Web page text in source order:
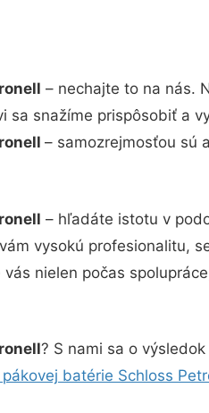
– nechajte to na nás.
sa snažíme prispôsobiť a
– samozrejmosťou sú
– hľadáte istotu v
vysokú profesionalitu,
nielen počas
? S nami sa o
batérie Schloss